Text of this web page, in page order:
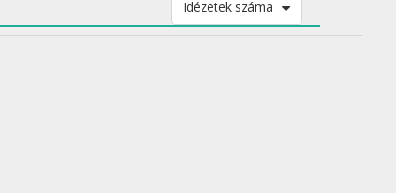
Idézetek száma